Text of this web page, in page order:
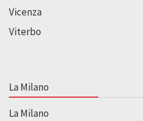
Vicenza
Viterbo
La Milano
La Milano